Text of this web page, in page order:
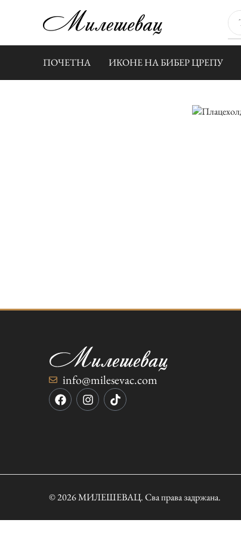
ПОЧЕТНА ИКОНЕ НА БИБЕР ЦРЕПУ
info@milesevac.com
© 2026 МИЛЕШЕВАЦ. Сва права задржана.